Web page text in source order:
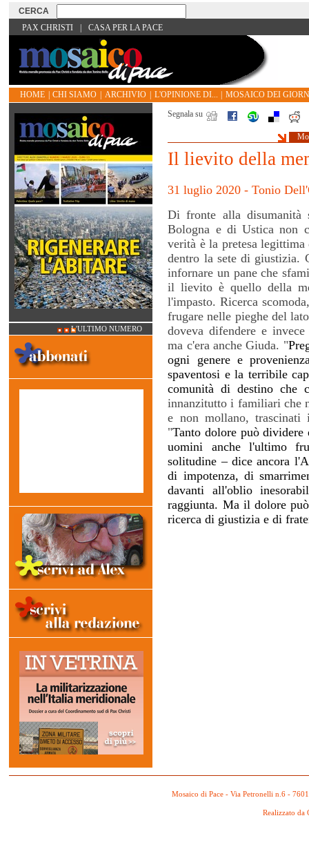
PAX CHRISTI CASA PER LA PACE
HOME CHI SIAMO ARCHIVIO L'OPINIONE DI...
MOSAICO DEI
Segnala su
Il lievito della
31 luglio 2020 - Tonio
Di fronte alla disumanità
Bologna e di Ustica non
verità è la pretesa legittima
dentro la sete di giustizia.
infornare un pane che
il lievito è quello della
l'impasto. Ricerca
frugare nelle pieghe del
doveva difendere e
ma c'era anche Giuda. "
ogni genere e
spaventosi e la terribile
comunità di destino che
innanzitutto i familiari che
e non mollano,
"Tanto dolore può dividere
uomini anche l'ultimo
solitudine – dice ancora
di impotenza, di
davanti all'oblio
raggiunta. Ma il dolore
ricerca di giustizia e di
L'ULTIMO NUMERO
Mosaico di Pace - Via Petronelli n.6 -
Realizzato